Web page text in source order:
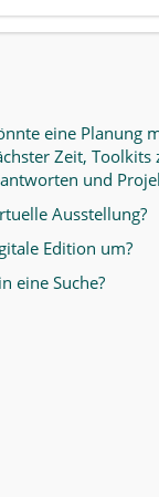
eine Planung
Zeit,
und
Ausstellung?
Edition um?
eine Suche?